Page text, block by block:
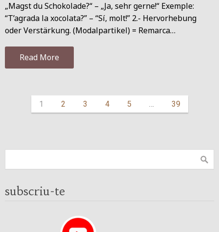
„Magst du Schokolade?“ – „Ja, sehr gerne!“ Exemple:
“T’agrada la xocolata?” – “Sí, molt!” 2.- Hervorhebung
oder Verstärkung. (Modalpartikel) = Remarca…
Read More
1 2 3 4 5 … 39
subscriu-te